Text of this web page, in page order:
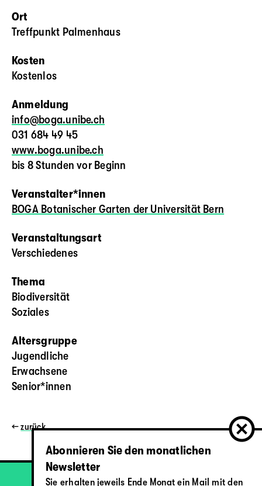
Ort
Treffpunkt Palmenhaus
Kosten
Kostenlos
Anmeldung
info@boga.unibe.ch
031 684 49 45
www.boga.unibe.ch
bis 8 Stunden vor Beginn
Veranstalter*innen
BOGA Botanischer Garten der Universität Bern
Veranstaltungsart
Verschiedenes
Thema
Biodiversität
Soziales
Altersgruppe
Jugendliche
Erwachsene
Senior*innen
←zurück
Abonnieren Sie den monatlichen
Newsletter
Sie erhalten jeweils Ende Monat ein Mail mit den